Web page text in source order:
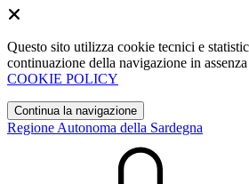
Questo sito utilizza cookie tecnici e
continuazione della navigazione in
COOKIE POLICY
Continua la navigazione
Regione Autonoma della Sardegna